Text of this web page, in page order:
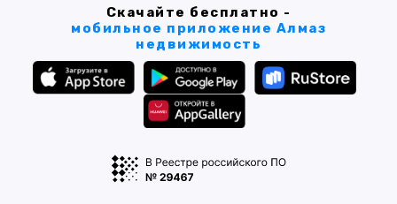
Скачайте бесплатно -
мобильное приложение Алмаз
недвижимость